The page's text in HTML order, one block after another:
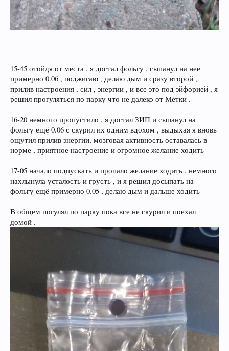
15-45 отойдя от места , я достал фольгу , сыпанул на нее
примерно 0.06 , поджигаю , делаю дым и сразу второй ,
прилив настроения , сил , энергии , и все это под эйфорией , я
решил прогуляться по парку что не далеко от Метки .
16-20 немного пропустило , я достал ЗИП и сыпанул на
фольгу ещё 0.06 с скурил их одним вдохом , выдыхая я вновь
ощутил прилив энергии, мозговая активность оставалась в
норме , приятное настроение и огромное желание ходить
17-05 начало подпускать и пропало желание ходить , немного
нахлынула усталость и грусть , и я решил досыпать на
фольгу ещё примерно 0.05 , делаю дым и дальше ходить
В общем погулял по парку пока все не скурил и поехал
домой .